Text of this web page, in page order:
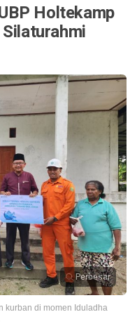
Holtekamp
Perbesar
kurban di momen Iduladha